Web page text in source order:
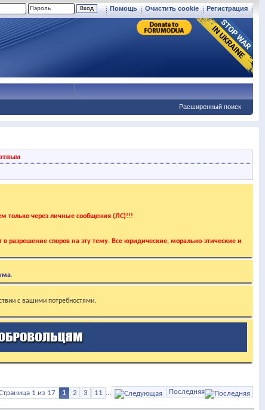
Регистрация
Очистить cookie
Помощь
Расширенный поиск
только через личные сообщения (ЛС)!!!
разрешение споров на эту тему. Все юридические, морально-этические и
.
с вашими потребностями.
1 из 17 1 2 3 11 ... Последняя